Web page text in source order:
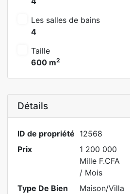
Les salles de bains
4
Taille
600 m2
Détails
ID de propriété 12568
Prix
1 200 000
Mille F.CFA
/ Mois
Type De Bien
Maison/Villa